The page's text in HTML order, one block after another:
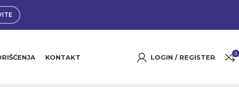
KONTAKT LOGIN / REGISTER 0